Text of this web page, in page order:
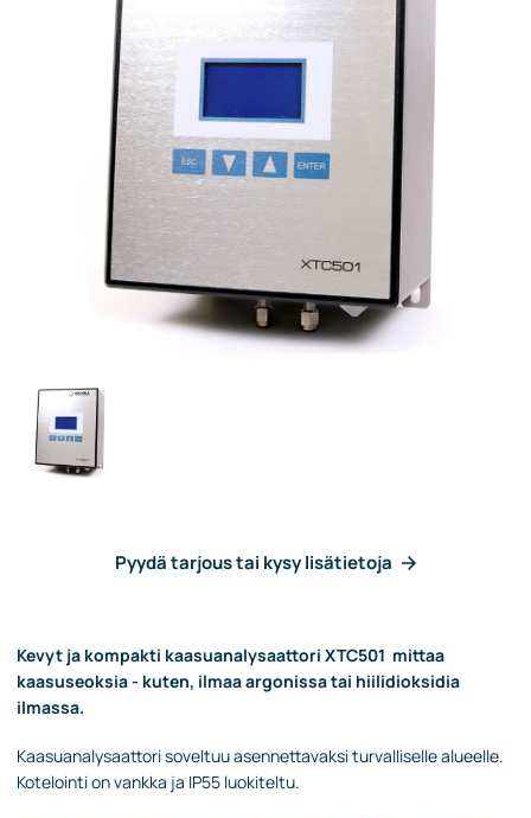
Pyydä tarjous tai kysy lisätietoja
Kevyt ja kompakti kaasuanalysaattori XTC501 mittaa
kaasuseoksia - kuten, ilmaa argonissa tai hiilidioksidia
ilmassa.
Kaasuanalysaattori soveltuu asennettavaksi turvalliselle alueelle.
Kotelointi on vankka ja IP55 luokiteltu.